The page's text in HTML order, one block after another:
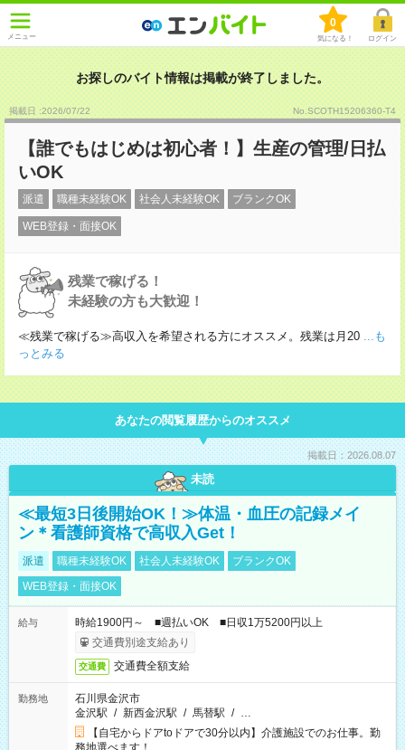
メニュー
0
気になる！ ログイン
お探しのバイト情報は掲載が終了しました。
掲載日 :2026/07/22 No.SCOTH15206360-T4
【誰でもはじめは初心者！】生産の管理/日払
いOK
派遣 職種未経験OK 社会人未経験OK ブランクOK
WEB登録・面接OK
残業で稼げる！
未経験の方も大歓迎！
≪残業で稼げる≫高収入を希望される方にオススメ。残業は月20 ...も
っとみる
あなたの閲覧履歴からのオススメ
掲載日：2026.08.07
未読
≪最短3日後開始OK！≫体温・血圧の記録メイ
ン＊看護師資格で高収入Get！
派遣 職種未経験OK 社会人未経験OK
ブランクOK
WEB登録・面接OK
給与
時給1900円～ ■週払いOK ■日収1万5200円以上
交通費別途支給あり
交通費 交通費全額支給
勤務地
石川県金沢市
金沢駅 / 新西金沢駅 / 馬替駅 / …
【自宅からドアtoドアで30分以内】介護施設でのお仕事。勤
務地選べます！